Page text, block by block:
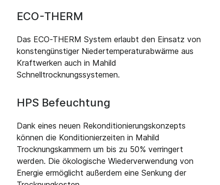
ECO-THERM
Das ECO-THERM System erlaubt den Einsatz von
konstengünstiger Niedertemperaturabwärme aus
Kraftwerken auch in Mahild
Schnelltrocknungssystemen.
HPS Befeuchtung
Dank eines neuen Rekonditionierungskonzepts
können die Konditionierzeiten in Mahild
Trocknungskammern um bis zu 50% verringert
werden. Die ökologische Wiederverwendung von
Energie ermöglicht außerdem eine Senkung der